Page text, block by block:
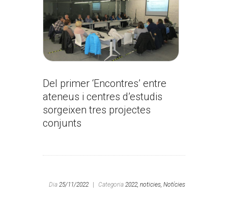
Del primer ‘Encontres’ entre
ateneus i centres d’estudis
sorgeixen tres projectes
conjunts
Dia 25/11/2022 | Categoria 2022, noticies, Notícies